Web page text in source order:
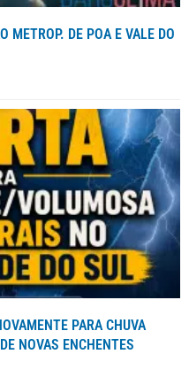
METROP. DE POA E VALE DO
PARA CHUVA
NOVAS ENCHENTES